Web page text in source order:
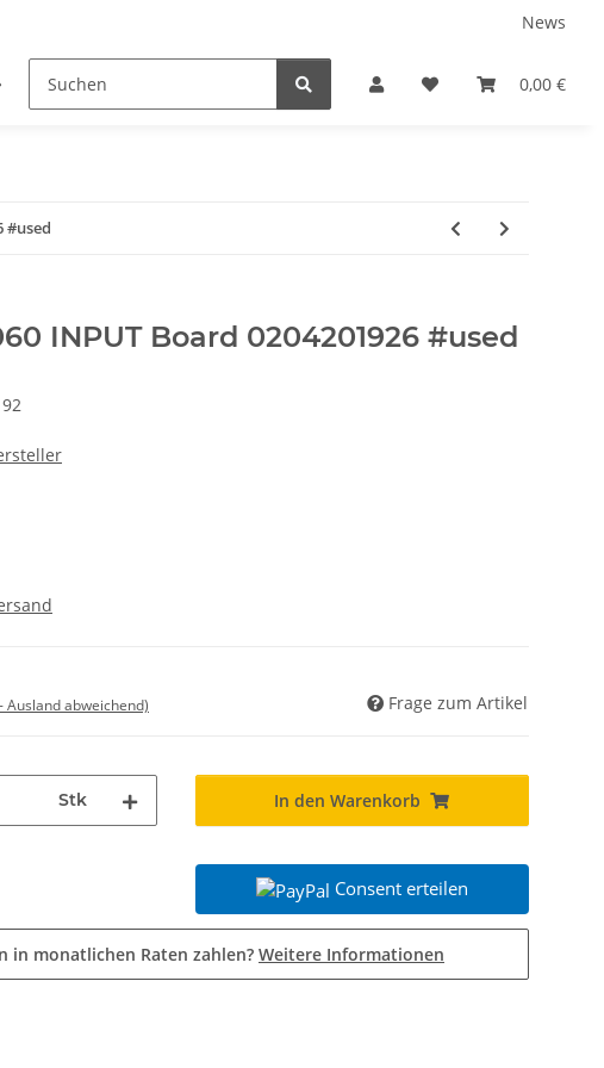
News
0,00 €
#used
INPUT Board 0204201926 #used
Ausland abweichend) Frage zum Artikel
Stk In den Warenkorb
Consent erteilen
in monatlichen Raten zahlen? Weitere Informationen